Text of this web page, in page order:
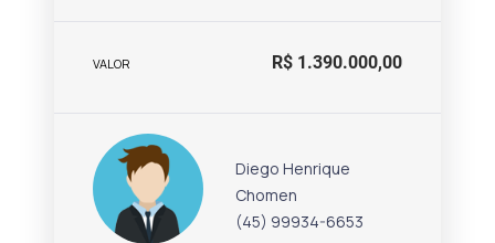
VALOR R$ 1.390.000,00
Diego Henrique
Chomen
(45) 99934-6653